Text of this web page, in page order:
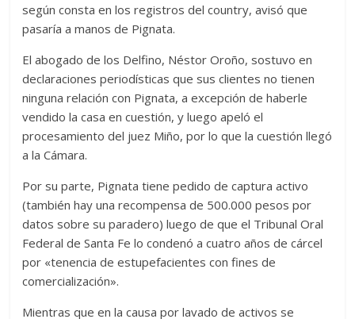
según consta en los registros del country, avisó que
pasaría a manos de Pignata.
El abogado de los Delfino, Néstor Oroño, sostuvo en
declaraciones periodísticas que sus clientes no tienen
ninguna relación con Pignata, a excepción de haberle
vendido la casa en cuestión, y luego apeló el
procesamiento del juez Miño, por lo que la cuestión llegó
a la Cámara.
Por su parte, Pignata tiene pedido de captura activo
(también hay una recompensa de 500.000 pesos por
datos sobre su paradero) luego de que el Tribunal Oral
Federal de Santa Fe lo condenó a cuatro años de cárcel
por «tenencia de estupefacientes con fines de
comercialización».
Mientras que en la causa por lavado de activos se